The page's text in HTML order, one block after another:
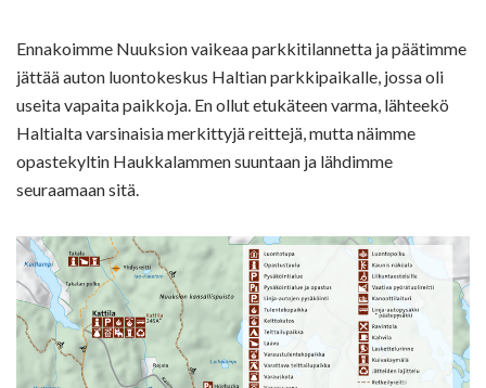
Ennakoimme Nuuksion vaikeaa parkkitilannetta ja päätimme
jättää auton luontokeskus Haltian parkkipaikalle, jossa oli
useita vapaita paikkoja. En ollut etukäteen varma, lähteekö
Haltialta varsinaisia merkittyjä reittejä, mutta näimme
opastekyltin Haukkalammen suuntaan ja lähdimme
seuraamaan sitä.